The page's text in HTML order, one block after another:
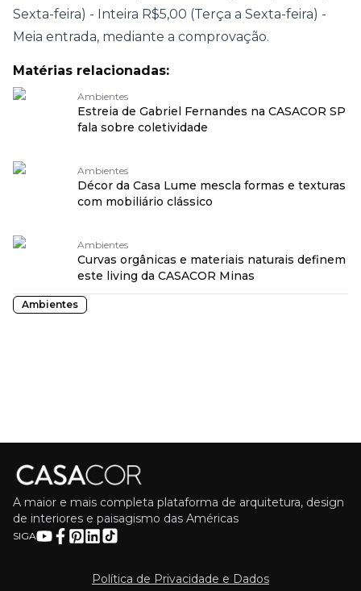
Sexta-feira) - Inteira R$5,00 (Terça a Sexta-feira) -
Meia entrada, mediante a comprovação.
Matérias relacionadas:
Ambientes
Estreia de Gabriel Fernandes na CASACOR SP
fala sobre coletividade
Ambientes
Décor da Casa Lume mescla formas e texturas
com mobiliário clássico
Ambientes
Curvas orgânicas e materiais naturais definem
este living da CASACOR Minas
Ambientes
A maior e mais completa plataforma de arquitetura, design
de interiores e paisagismo das Américas
SIGA
Política de Privacidade e Dados